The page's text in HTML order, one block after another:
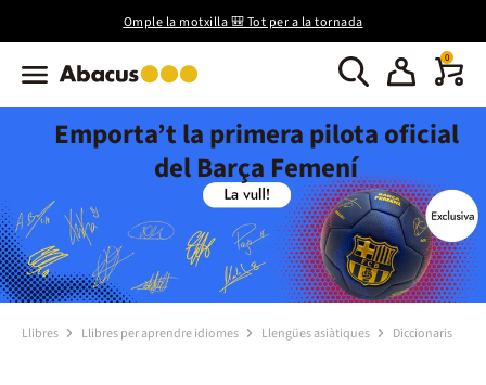
Omple la motxilla 🎒 Tot per a la tornada
0
Emporta’t la primera pilota oficial
del Barça Femení
Llibres Llibres per aprendre idiomes Llengües asiàtiques Diccionaris